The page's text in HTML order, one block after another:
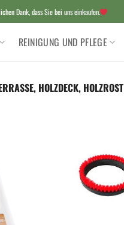
Dank, dass Sie bei uns einkaufen.
REINIGUNG UND PFLEGE
HOLZDECK, HOLZROST